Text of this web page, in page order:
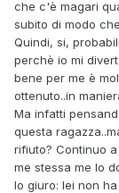
che c'è magari
subito di modo
Quindi, si,
perchè io mi
bene per me è
ottenuto..in
Ma infatti
questa
rifiuto? Continuo
me stessa me lo
lo giuro: lei non